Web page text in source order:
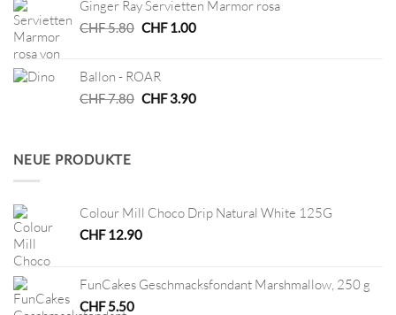
CHF 8.00CHF 4.00.
Ginger Ray Servietten Marmor rosa
CHF5.80 Ursprünglicher
CHF 5.80
CHF1.00Aktueller
Ballon - ROAR
CHF7.80 Ursprünglicher
CHF3.90Aktueller
NEUE PRODUKTE
Colour Mill Choco Drip Natural White 125G
CHF12.90
FunCakes Geschmacksfondant Marshmallow, 250 g
CHF5.50